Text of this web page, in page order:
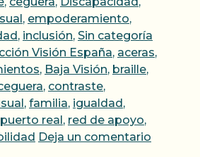
, empoderamiento,
, inclusión, Sin categoría
Visión España, aceras,
, Baja Visión, braille,
, contraste,
, familia, igualdad ,
puerto real , red de apoyo,
Deja un comentario